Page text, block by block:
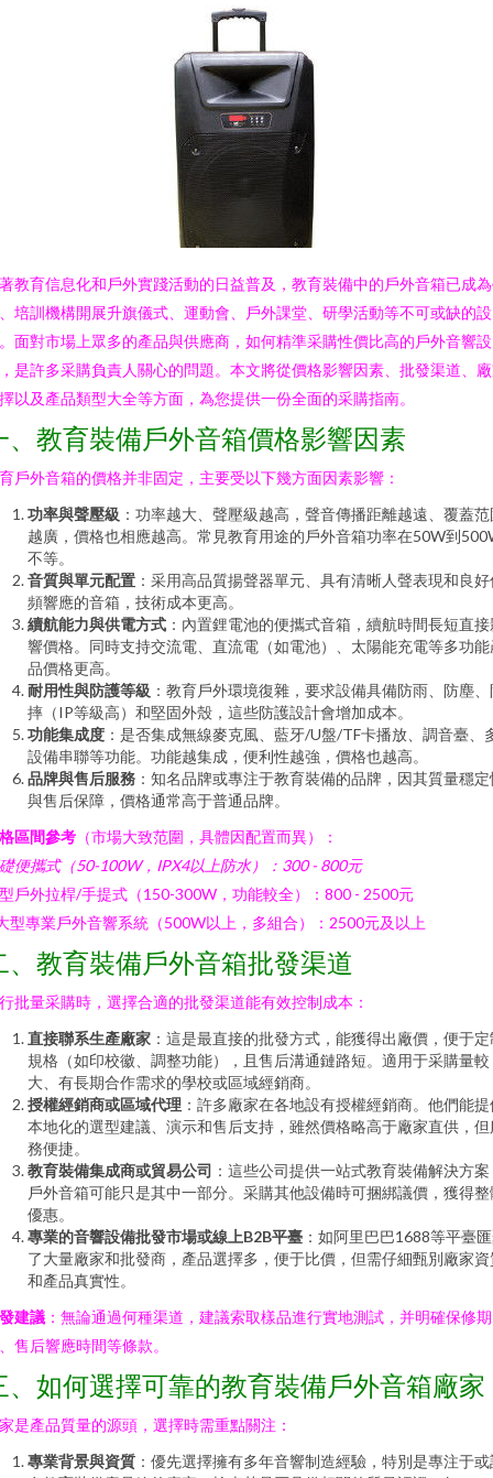
教育信息化和戶外實踐活動的日益普及，教育裝備中的戶外音箱已成
培訓機構開展升旗儀式、運動會、戶外課堂、研學活動等不可或缺的設
面對市場上眾多的產品與供應商，如何精準采購性價比高的戶外音響設
是許多采購負責人關心的問題。本文將從價格影響因素、批發渠道、
以及產品類型大全等方面，為您提供一份全面的采購指南。
、教育裝備戶外音箱價格影響因素
戶外音箱的價格并非固定，主要受以下幾方面因素影響：
功率與聲壓級 ：功率越大、聲壓級越高，聲音傳播距離越遠、覆蓋范
越廣，價格也相應越高。常見教育用途的戶外音箱功率在50W到
不等。
音質與單元配置 ：采用高品質揚聲器單元、具有清晰人聲表現和良好
頻響應的音箱，技術成本更高。
續航能力與供電方式 ：內置鋰電池的便攜式音箱，續航時間長短直
響價格。同時支持交流電、直流電（如電池）、太陽能充電等多功能
品價格更高。
耐用性與防護等級 ：教育戶外環境復雜，要求設備具備防雨、防塵
摔（IP等級高）和堅固外殼，這些防護設計會增加成本。
功能集成度 ：是否集成無線麥克風、藍牙/U盤/TF卡播放、調音臺、
設備串聯等功能。功能越集成，便利性越強，價格也越高。
品牌與售后服務 ：知名品牌或專注于教育裝備的品牌，因其質量穩定
與售后保障，價格通常高于普通品牌。
區間參考 （市場大致范圍，具體因配置而異）：
便攜式（50-100W，IPX4以上防水）：300 - 800元
戶外拉桿/手提式（150-300W，功能較全）：800 - 2500元
型專業戶外音響系統（500W以上，多組合）：2500元及以上
、教育裝備戶外音箱批發渠道
批量采購時，選擇合適的批發渠道能有效控制成本：
直接聯系生產廠家 ：這是最直接的批發方式，能獲得出廠價，便于
規格（如印校徽、調整功能），且售后溝通鏈路短。適用于采購量較
大、有長期合作需求的學校或區域經銷商。
授權經銷商或區域代理 ：許多廠家在各地設有授權經銷商。他們能
本地化的選型建議、演示和售后支持，雖然價格略高于廠家直供，但
務便捷。
教育裝備集成商或貿易公司 ：這些公司提供一站式教育裝備解決方
戶外音箱可能只是其中一部分。采購其他設備時可捆綁議價，獲得整
優惠。
專業的音響設備批發市場或線上B2B平臺 ：如阿里巴巴1688等平臺
了大量廠家和批發商，產品選擇多，便于比價，但需仔細甄別廠家資
和產品真實性。
建議 ：無論通過何種渠道，建議索取樣品進行實地測試，并明確保修期
售后響應時間等條款。
、如何選擇可靠的教育裝備戶外音箱廠家
是產品質量的源頭，選擇時需重點關注：
專業背景與資質 ：優先選擇擁有多年音響制造經驗，特別是專注于或